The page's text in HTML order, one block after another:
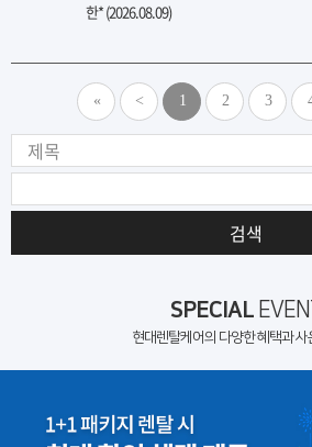
한* (2026.08.09)
« < 1 2 3
검색
SPECIAL
현대렌탈케어의 다양한 혜택과 사